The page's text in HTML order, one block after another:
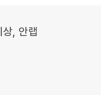
, 안랩